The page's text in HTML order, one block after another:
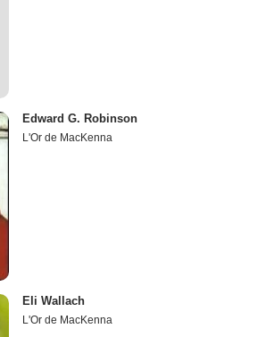
Edward G. Robinson
L'Or de MacKenna
Eli Wallach
L'Or de MacKenna